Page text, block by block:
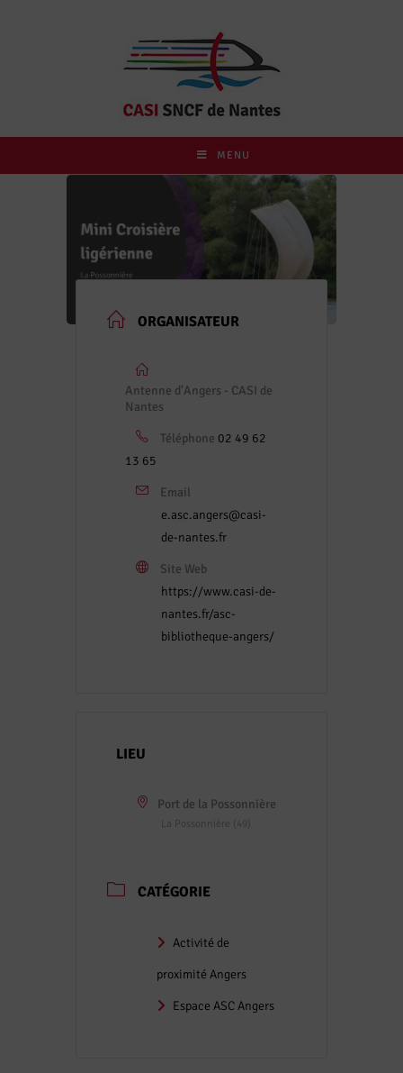
MENU
ORGANISATEUR
Antenne d'Angers - CASI de
Nantes
Téléphone 02 49 62
13 65
Email
e.asc.angers@casi-
de-nantes.fr
Site Web
https://www.casi-de-
nantes.fr/asc-
bibliotheque-angers/
LIEU
Port de la Possonnière
La Possonnière (49)
CATÉGORIE
Activité de
proximité Angers
Espace ASC Angers